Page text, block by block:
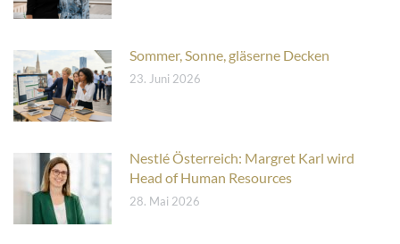
Sommer, Sonne, gläserne Decken
23. Juni 2026
Nestlé Österreich: Margret Karl wird
Head of Human Resources
28. Mai 2026